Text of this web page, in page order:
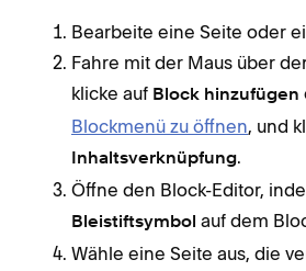
Bearbeite eine Seite oder
Fahre mit der Maus über
klicke auf Block hinzufügen
Blockmenü zu öffnen, und
Inhaltsverknüpfung.
Öffne den Block-Editor,
Bleistiftsymbol auf dem
Wähle eine Seite aus, die